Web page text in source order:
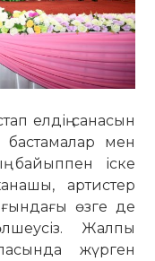
елдің санасын
бастамалар мен
байыппен іске
артистер
өзге де
Жалпы
жүрген